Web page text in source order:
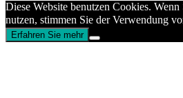
Diese Website benutzen Cookies.
nutzen, stimmen Sie der Verwendung
Erfahren Sie mehr